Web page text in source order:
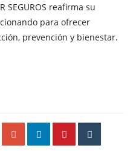
SEGUROS reafirma su
para ofrecer
prevención y bienestar.